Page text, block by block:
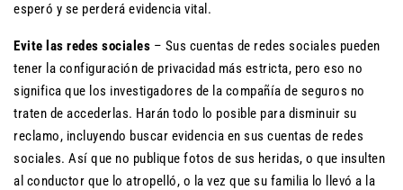
esperó y se perderá evidencia vital.
Evite las redes sociales – Sus cuentas de redes sociales pueden
tener la configuración de privacidad más estricta, pero eso no
significa que los investigadores de la compañía de seguros no
traten de accederlas. Harán todo lo posible para disminuir su
reclamo, incluyendo buscar evidencia en sus cuentas de redes
sociales. Así que no publique fotos de sus heridas, o que insulten
al conductor que lo atropelló, o la vez que su familia lo llevó a la